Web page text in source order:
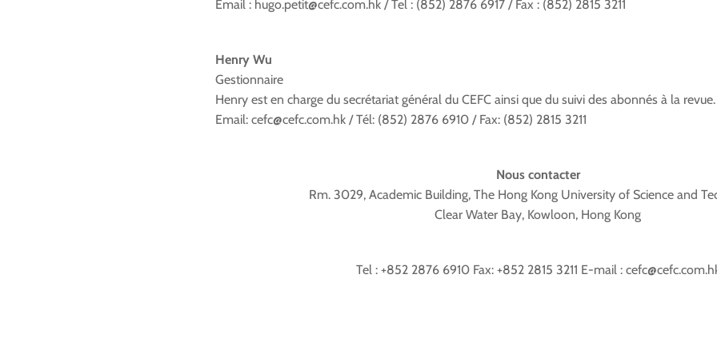
Email : hugo.petit@cefc.com.hk / Tel : (852) 2876 6917 / Fax : (852) 2815 3211
Henry Wu
Gestionnaire
Henry est en charge du secrétariat général du CEFC ainsi que du suivi des abonnés à la revue.
Email: cefc@cefc.com.hk / Tél: (852) 2876 6910 / Fax: (852) 2815 3211
Nous contacter
Rm. 3029, Academic Building, The Hong Kong University of Science and
Clear Water Bay, Kowloon, Hong Kong
Tel : +852 2876 6910 Fax: +852 2815 3211 E-mail :